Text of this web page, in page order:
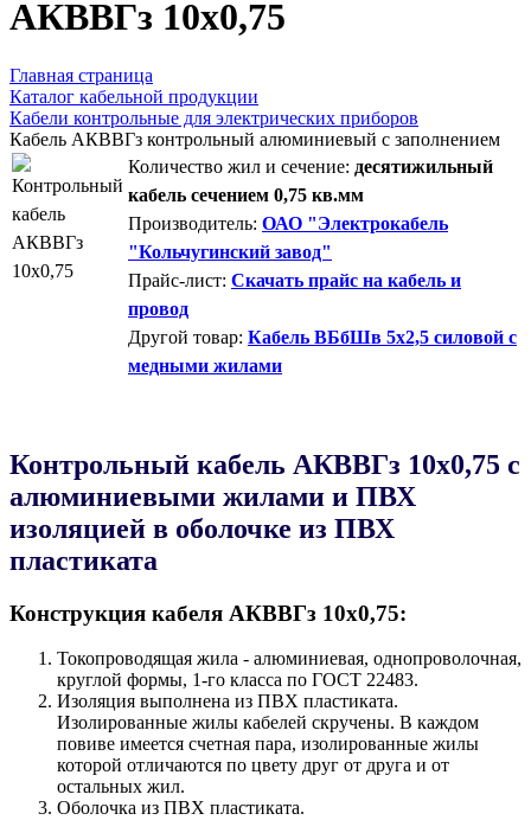
AКВВГз 10х0,75
Главная страница
Каталог кабельной продукции
Кабели контрольные для электрических приборов
Кабель АКВВГз контрольный алюминиевый с заполнением
Количество жил и сечение: десятижильный
кабель сечением 0,75 кв.мм
Производитель: ОАО "Электрокабель
"Кольчугинский завод"
Прайс-лист: Скачать прайс на кабель и
провод
Другой товар: Кабель ВБбШв 5х2,5 силовой с
медными жилами
Контрольный кабель AКВВГз 10х0,75 с
алюминиевыми жилами и ПВХ
изоляцией в оболочке из ПВХ
пластиката
Конструкция кабеля AКВВГз 10х0,75:
Токопроводящая жила - алюминиевая, однопроволочная,
круглой формы, 1-го класса по ГОСТ 22483.
Изоляция выполнена из ПВХ пластиката.
Изолированные жилы кабелей скручены. В каждом
повиве имеется счетная пара, изолированные жилы
которой отличаются по цвету друг от друга и от
остальных жил.
Оболочка из ПВХ пластиката.